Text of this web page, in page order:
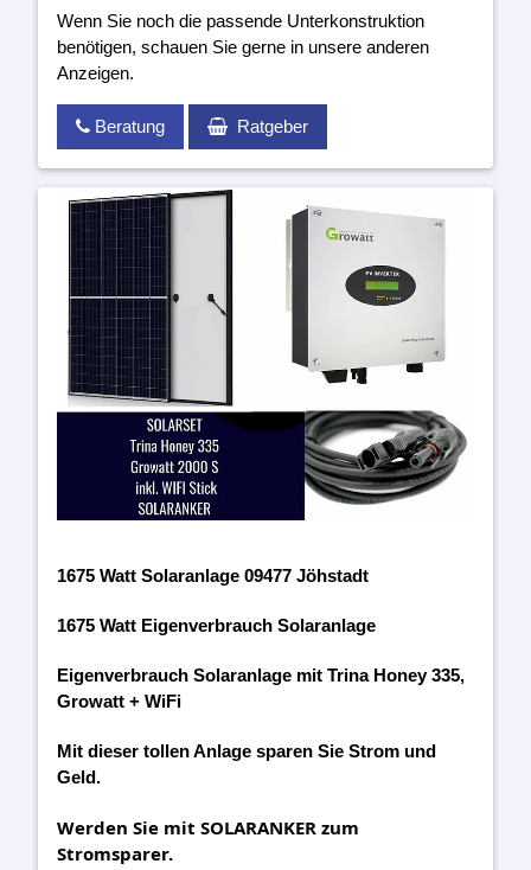
Wenn Sie noch die passende Unterkonstruktion
benötigen, schauen Sie gerne in unsere anderen
Anzeigen.
Beratung Ratgeber
1675 Watt Solaranlage 09477 Jöhstadt
1675 Watt Eigenverbrauch Solaranlage
Eigenverbrauch Solaranlage mit Trina Honey 335,
Growatt + WiFi
Mit dieser tollen Anlage sparen Sie Strom und
Geld.
Werden Sie mit SOLARANKER zum
Stromsparer.